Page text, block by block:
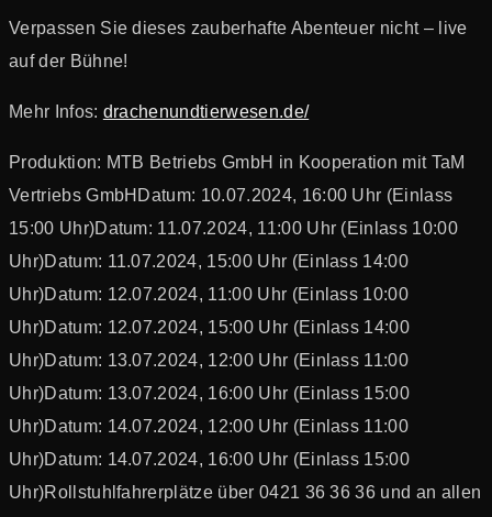
Verpassen Sie dieses zauberhafte Abenteuer nicht – live
auf der Bühne!
Mehr Infos: drachenundtierwesen.de/
Produktion: MTB Betriebs GmbH in Kooperation mit TaM
Vertriebs GmbH Datum: 10.07.2024, 16:00 Uhr (Einlass
15:00 Uhr)Datum: 11.07.2024, 11:00 Uhr (Einlass 10:00
Uhr)Datum: 11.07.2024, 15:00 Uhr (Einlass 14:00
Uhr)Datum: 12.07.2024, 11:00 Uhr (Einlass 10:00
Uhr)Datum: 12.07.2024, 15:00 Uhr (Einlass 14:00
Uhr)Datum: 13.07.2024, 12:00 Uhr (Einlass 11:00
Uhr)Datum: 13.07.2024, 16:00 Uhr (Einlass 15:00
Uhr)Datum: 14.07.2024, 12:00 Uhr (Einlass 11:00
Uhr)Datum: 14.07.2024, 16:00 Uhr (Einlass 15:00
Uhr)Rollstuhlfahrerplätze über 0421 36 36 36 und an allen